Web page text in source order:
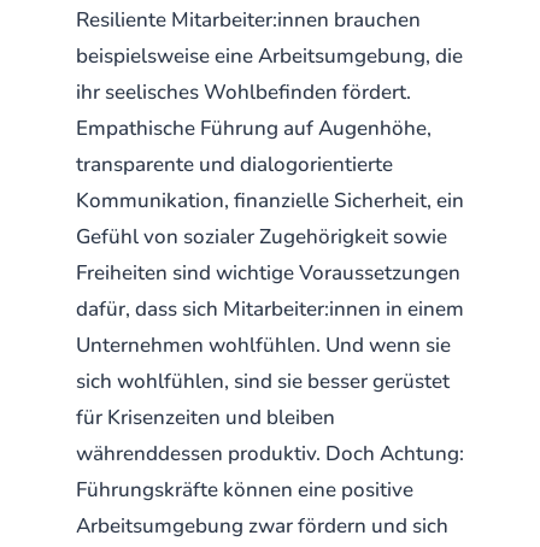
Resiliente Mitarbeiter:innen brauchen
beispielsweise eine Arbeitsumgebung, die
ihr seelisches Wohlbefinden fördert.
Empathische Führung auf Augenhöhe,
transparente und dialogorientierte
Kommunikation, finanzielle Sicherheit, ein
Gefühl von sozialer Zugehörigkeit sowie
Freiheiten sind wichtige Voraussetzungen
dafür, dass sich Mitarbeiter:innen in einem
Unternehmen wohlfühlen. Und wenn sie
sich wohlfühlen, sind sie besser gerüstet
für Krisenzeiten und bleiben
währenddessen produktiv. Doch Achtung:
Führungskräfte können eine positive
Arbeitsumgebung zwar fördern und sich